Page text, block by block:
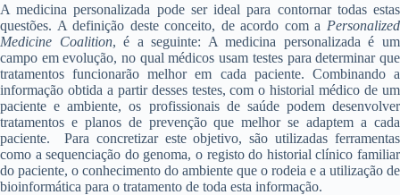
A medicina personalizada pode ser ideal para contornar todas estas
questões. A definição deste conceito, de acordo com a Personalized
Medicine Coalition, é a seguinte: A medicina personalizada é um
campo em evolução, no qual médicos usam testes para determinar que
tratamentos funcionarão melhor em cada paciente. Combinando a
informação obtida a partir desses testes, com o historial médico de um
paciente e ambiente, os profissionais de saúde podem desenvolver
tratamentos e planos de prevenção que melhor se adaptem a cada
paciente. Para concretizar este objetivo, são utilizadas ferramentas
como a sequenciação do genoma, o registo do historial clínico familiar
do paciente, o conhecimento do ambiente que o rodeia e a utilização de
bioinformática para o tratamento de toda esta informação.